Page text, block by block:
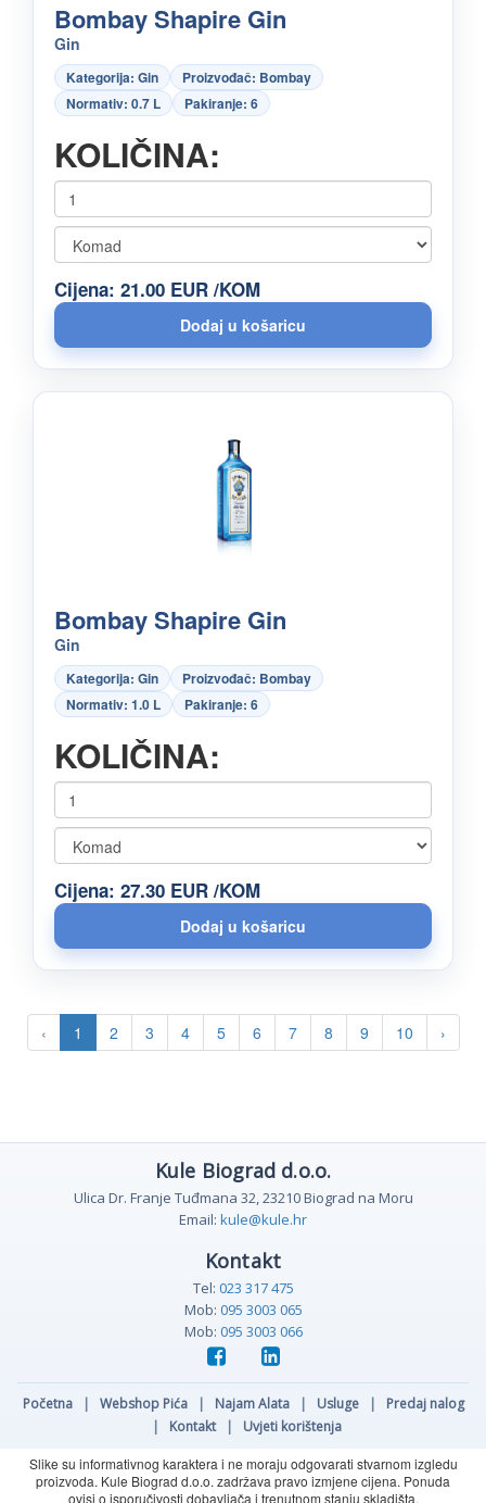
Bombay Shapire Gin
Gin
Kategorija: Gin
Proizvođač: Bombay
Normativ: 0.7 L
Pakiranje: 6
KOLIČINA:
Cijena: 21.00 EUR /KOM
Bombay Shapire Gin
Gin
Kategorija: Gin
Proizvođač: Bombay
Normativ: 1.0 L
Pakiranje: 6
KOLIČINA:
Cijena: 27.30 EUR /KOM
‹ 1 2 3 4 5 6 7 8 9 10 ›
Kule Biograd d.o.o.
Ulica Dr. Franje Tuđmana 32, 23210 Biograd na Moru
Email: kule@kule.hr
Kontakt
Tel: 023 317 475
Mob: 095 3003 065
Mob: 095 3003 066
Početna | Webshop Pića | Najam Alata | Usluge |
Predaj nalog
|
Kontakt |
Uvjeti korištenja
Slike su informativnog karaktera i ne moraju odgovarati stvarnom izgledu
proizvoda. Kule Biograd d.o.o. zadržava pravo izmjene cijena. Ponuda
ovisi o isporučivosti dobavljača i trenutnom stanju skladišta.